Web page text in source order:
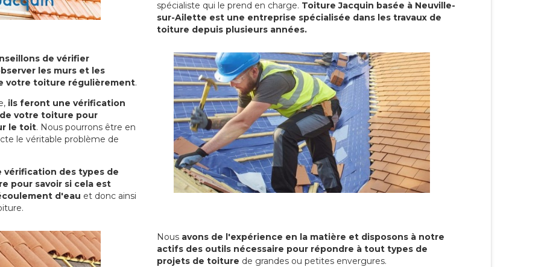
spécialiste qui le prend en charge. Toiture Jacquin basée à Neuville-
sur-Ailette est une entreprise spécialisée dans les travaux de
toiture depuis plusieurs années.
de vérifier
les murs et les
votre toiture régulièrement.
ils feront une vérification
votre toiture pour
le toit. Nous pourrons être en
le véritable problème de
vérification des types de
pour savoir si cela est
d'eau et donc ainsi
Nous avons de l'expérience en la matière et disposons à notre
actifs des outils nécessaire pour répondre à tout types de
projets de toiture de grandes ou petites envergures.